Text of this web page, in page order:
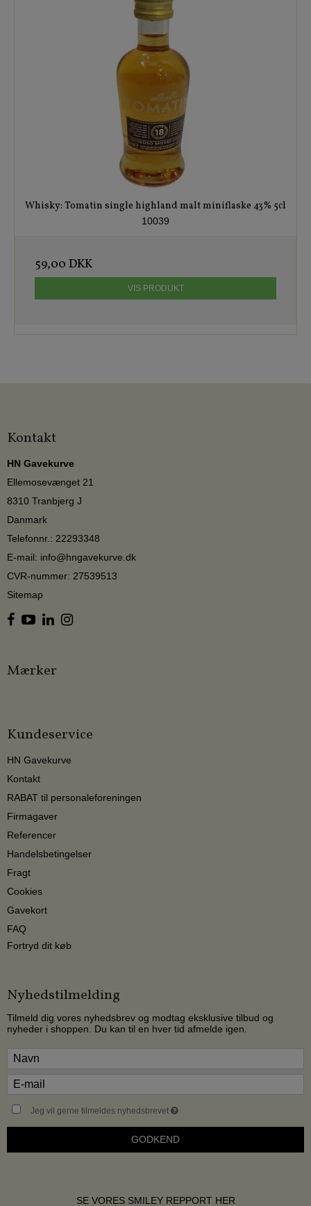
Whisky: Tomatin single highland malt miniflaske 43% 5cl
10039
59,00 DKK
VIS PRODUKT
Kontakt
HN Gavekurve
Ellemosevænget 21
8310 Tranbjerg J
Danmark
Telefonnr.: 22293348
E-mail: info@hngavekurve.dk
CVR-nummer: 27539513
Sitemap
Mærker
Kundeservice
HN Gavekurve
Kontakt
RABAT til personaleforeningen
Firmagaver
Referencer
Handelsbetingelser
Fragt
Cookies
Gavekort
FAQ
Fortryd dit køb
Nyhedstilmelding
Tilmeld dig vores nyhedsbrev og modtag eksklusive tilbud og
nyheder i shoppen. Du kan til en hver tid afmelde igen.
Jeg vil gerne tilmeldes nyhedsbrevet
GODKEND
SE VORES SMILEY REPPORT HER